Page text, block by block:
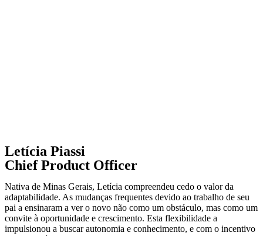
Letícia Piassi
Chief Product Officer
Nativa de Minas Gerais, Letícia compreendeu cedo o valor da
adaptabilidade. As mudanças frequentes devido ao trabalho de seu
pai a ensinaram a ver o novo não como um obstáculo, mas como um
convite à oportunidade e crescimento. Esta flexibilidade a
impulsionou a buscar autonomia e conhecimento, e com o incentivo